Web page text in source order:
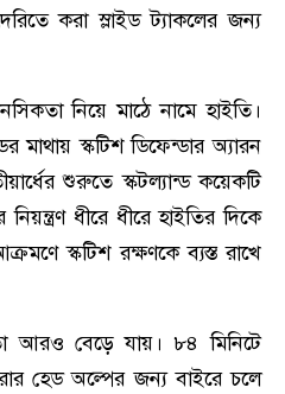
করা স্লাইড ট্যাকলের জন্য
নিয়ে মাঠে নামে হাইতি।
মাথায় স্কটিশ ডিফেন্ডার অ্যারন
শুরুতে স্কটল্যান্ড কয়েকটি
ধীরে ধীরে হাইতির দিকে
স্কটিশ রক্ষণকে ব্যস্ত রাখে
আরও বেড়ে যায়। ৮৪ মিনিটে
হেড অল্পের জন্য বাইরে চলে